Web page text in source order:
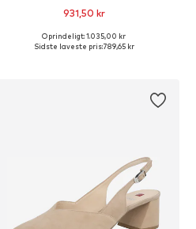
931,50 kr
Tilgængelige størrelser: 36, 38, 39
Oprindeligt: 1.035,00 kr
Sidste laveste pris:789,65 kr